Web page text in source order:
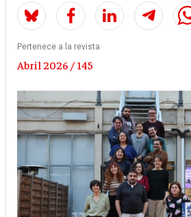
Pertenece a la revista
Abril 2026 / 145